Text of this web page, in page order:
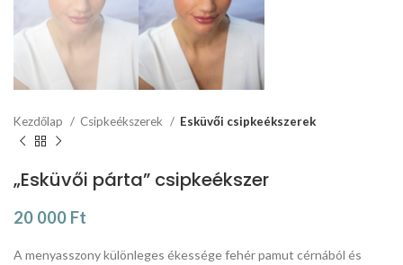
Kezdőlap Csipkeékszerek Esküvői csipkeékszerek
„Esküvői párta” csipkeékszer
20 000 Ft
A menyasszony különleges ékessége fehér pamut cérnából és